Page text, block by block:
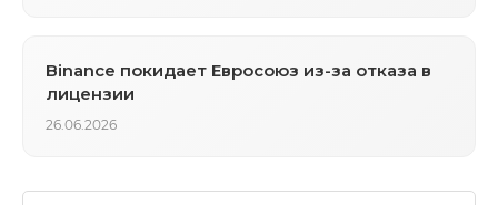
Binance покидает Евросоюз из-за отказа в
лицензии
26.06.2026